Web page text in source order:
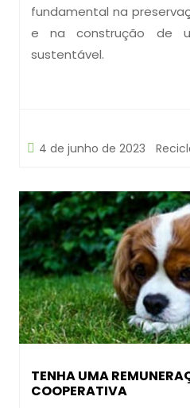
fundamental na
e na construção de
sustentável.
4 de junho de 2023
TENHA UMA
COOPERATIVA